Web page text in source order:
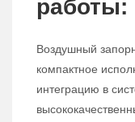
работы:
Воздушный
компактное
интеграцию в